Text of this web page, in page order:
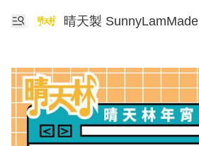
晴天製 SunnyLamMade